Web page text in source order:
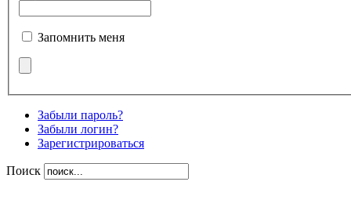
Запомнить меня
Забыли пароль?
Забыли логин?
Зарегистрироваться
Поиск